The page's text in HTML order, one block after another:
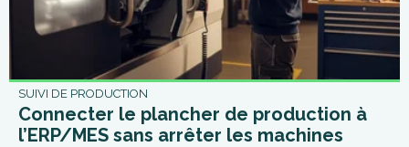
SUIVI DE PRODUCTION
Connecter le plancher de production à
l’ERP/MES sans arrêter les machines